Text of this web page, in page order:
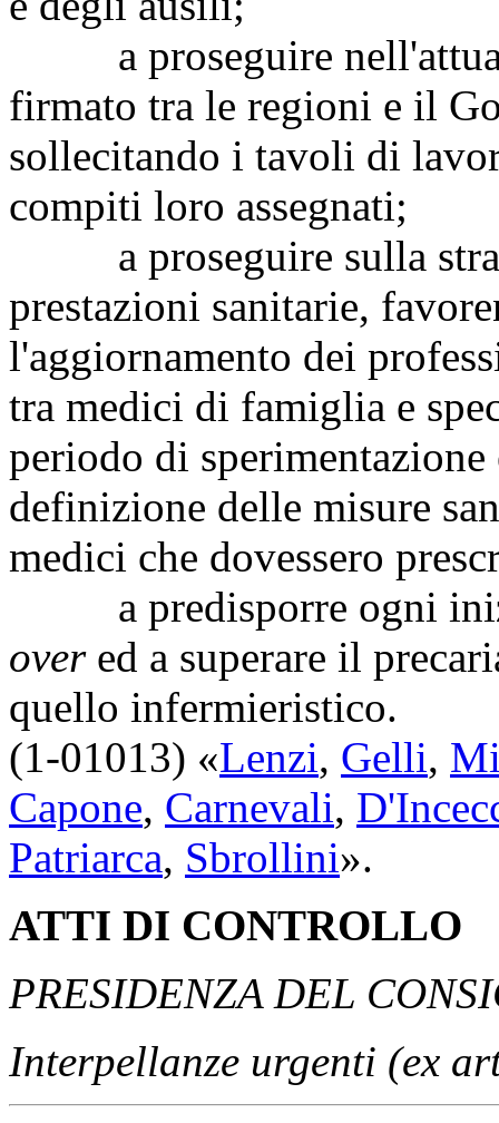
a proseguire
firmato tra le regioni e il
sollecitando i tavoli di
compiti loro assegnati;
a proseguire sulla
prestazioni sanitarie,
l'aggiornamento dei
tra medici di famiglia e
periodo di
definizione delle misure
medici che dovessero
a predisporre ogni
overed a superare il
quello infermieristico.
(1-01013) «Lenzi, Gelli,
Capone, Carnevali,
Patriarca, Sbrollini».
ATTI DI CONTROLLO
PRESIDENZA DEL
Interpellanze urgenti (ex